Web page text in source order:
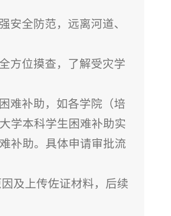
安全防范，远离河道、
方位摸查，了解受灾学
难补助，如各学院（培
学本科学生困难补助实
补助。具体申请审批流
及上传佐证材料，后续